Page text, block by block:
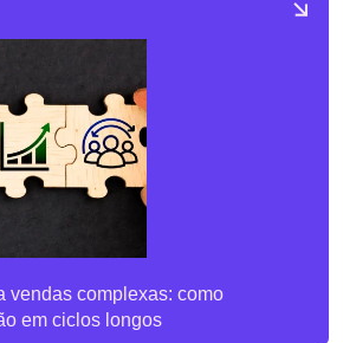
vendas complexas: como
em ciclos longos